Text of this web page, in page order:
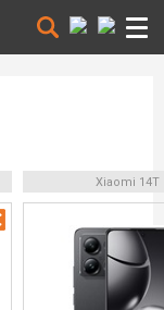
Xiaomi 14T